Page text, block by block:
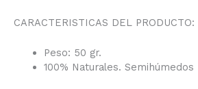
CARACTERISTICAS DEL PRODUCTO:
Peso: 50 gr.
100% Naturales. Semihúmedos